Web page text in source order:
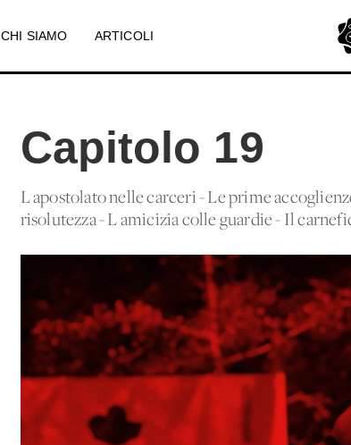
CHI SIAMO ARTICOLI
Capitolo 19
L'apostolato nelle carceri - Le prime
risolutezza - L'amicizia colle guardie - Il